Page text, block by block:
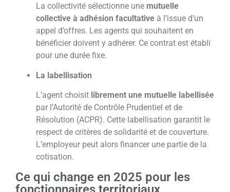
La collectivité sélectionne une mutuelle
collective à adhésion facultative à l’issue d’un
appel d’offres. Les agents qui souhaitent en
bénéficier doivent y adhérer. Ce contrat est établi
pour une durée fixe.
La labellisation
L’agent choisit librement une mutuelle labellisée
par l’Autorité de Contrôle Prudentiel et de
Résolution (ACPR). Cette labellisation garantit le
respect de critères de solidarité et de couverture.
L’employeur peut alors financer une partie de la
cotisation.
Ce qui change en 2025 pour les